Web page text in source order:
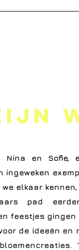
Nina en Sofie,
ingeweken
elkaar
pad
feestjes gingen
de ideeën en